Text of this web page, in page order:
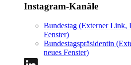
Instagram-Kanäle
Bundestag (Externer Link,
Fenster)
Bundestagspräsidentin
neues Fenster)